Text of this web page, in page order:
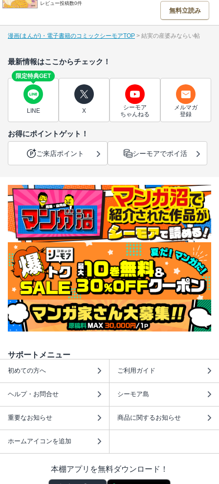
レビュー投稿数0件
無料立読み
漫画(まんが)・電子書籍のコミックシーモアTOP 結実の産婆みならい帖
最新情報はここからチェック！
限定特典GET
LINE X
シーモア
ちゃんねる
メルマガ
登録
お得にポイントゲット！
ご来店ポイント シーモアでポイ活
サポートメニュー
初めての方へ ご利用ガイド
ヘルプ・お問合せ シーモア島
重要なお知らせ 商品に関するお知らせ
ホームアイコンを追加
本棚アプリを無料ダウンロード！